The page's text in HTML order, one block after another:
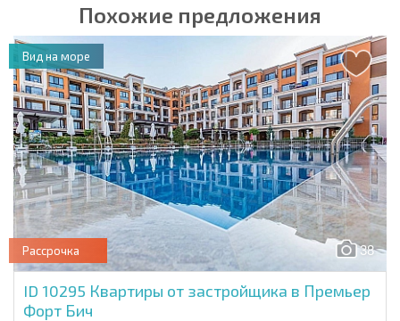
Похожие предложения
38
Рассрочка
ID 10295 Квартиры от застройщика в Премьер
Форт Бич
Вид на море